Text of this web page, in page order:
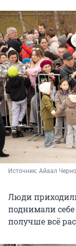
Источник: Айаал
Люди
поднимали
получше всё